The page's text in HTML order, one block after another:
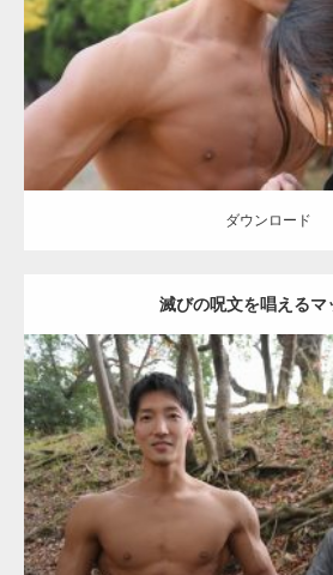
筋
ダウンロード
ダウンロード
滅びの呪文を唱えるマ
Update:2021.07.8
Category:公園のマッチョ その他 AKIHITO(
ダウンロード
【YouTube】マッチ
ギネス世界記録…
【TV】TBS番組「ひ
ラスが紹介されま…
TOKYO FMラジオ番
で紹介さ…